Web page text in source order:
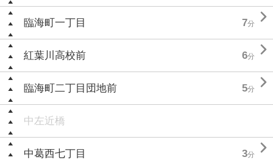
臨海町一丁目 7分 
紅葉川高校前 6分 
臨海町二丁目団地前 5分 
中左近橋
中葛西七丁目 3分 